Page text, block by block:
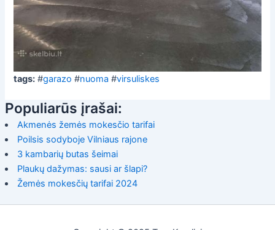
tags: #garazo #nuoma #virsuliskes
Populiarūs įrašai:
Akmenės žemės mokesčio tarifai
Poilsis sodyboje Vilniaus rajone
3 kambarių butas šeimai
Plaukų dažymas: sausi ar šlapi?
Žemės mokesčių tarifai 2024